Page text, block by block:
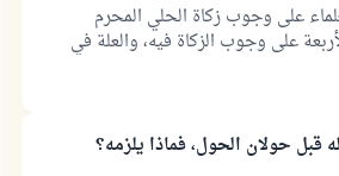
على وجوب زكاة الحلي المحرم
على وجوب الزكاة فيه، والعلة في
الجمهور عن الحلي المباح تسهيلاً على
ويبقى ما عدا المباح على مقتضى الأصل
قبل حولان الحول، فماذا يلزمه؟